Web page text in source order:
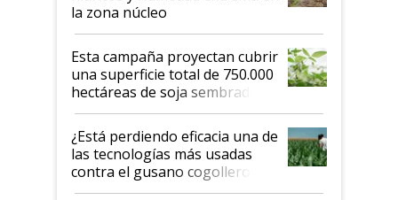
la zona núcleo
Esta campaña proyectan cubrir
una superficie total de 750.000
hectáreas de soja sembradas
con una nueva generación de
variedades que marcan un
salto tecnológico en genética y
rendimiento
¿Está perdiendo eficacia una de
las tecnologías más usadas
contra el gusano cogollero? El
desafío de una tecnología clave